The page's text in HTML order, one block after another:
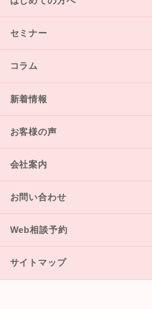
セミナー
コラム
新着情報
お客様の声
会社案内
お問い合わせ
Web相談予約
サイトマップ